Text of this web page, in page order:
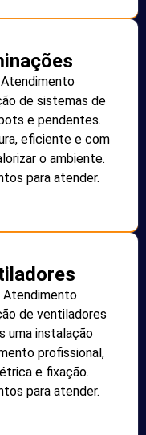
de sistemas de
e pendentes.
eficiente e com
o ambiente.
para atender.
Atendimento
de ventiladores
uma instalação
profissional,
e fixação.
para atender.